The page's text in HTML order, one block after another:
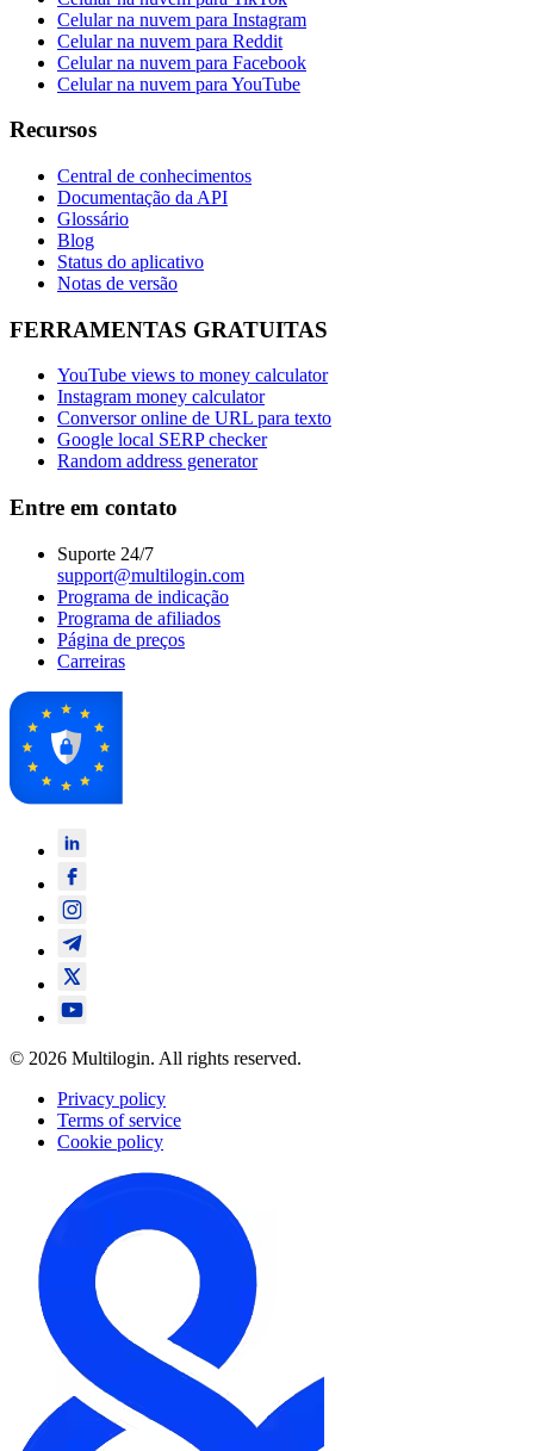
Celular na nuvem para Instagram
Celular na nuvem para Reddit
Celular na nuvem para Facebook
Celular na nuvem para YouTube
Recursos
Central de conhecimentos
Documentação da API
Glossário
Blog
Status do aplicativo
Notas de versão
FERRAMENTAS GRATUITAS
YouTube views to money calculator
Instagram money calculator
Conversor online de URL para texto
Google local SERP checker
Random address generator
Entre em contato
Suporte 24/7
support@multilogin.com
Programa de indicação
Programa de afiliados
Página de preços
Carreiras
© 2026 Multilogin. All rights reserved.
Privacy policy
Terms of service
Cookie policy